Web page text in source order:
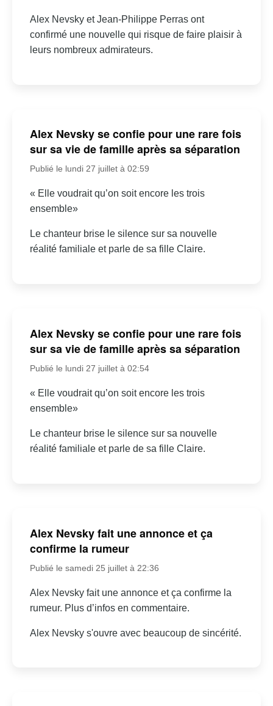
Alex Nevsky et Jean-Philippe Perras ont
confirmé une nouvelle qui risque de faire plaisir à
leurs nombreux admirateurs.
Alex Nevsky se confie pour une rare fois
sur sa vie de famille après sa séparation
Publié le lundi 27 juillet à 02:59
« Elle voudrait qu’on soit encore les trois
ensemble»
Le chanteur brise le silence sur sa nouvelle
réalité familiale et parle de sa fille Claire.
Alex Nevsky se confie pour une rare fois
sur sa vie de famille après sa séparation
Publié le lundi 27 juillet à 02:54
« Elle voudrait qu’on soit encore les trois
ensemble»
Le chanteur brise le silence sur sa nouvelle
réalité familiale et parle de sa fille Claire.
Alex Nevsky fait une annonce et ça
confirme la rumeur
Publié le samedi 25 juillet à 22:36
Alex Nevsky fait une annonce et ça confirme la
rumeur. Plus d’infos en commentaire.
Alex Nevsky s'ouvre avec beaucoup de sincérité.